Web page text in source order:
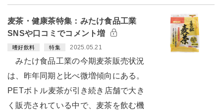
麦茶・健康茶特集：みたけ食品工業
SNSや口コミでコメント増
嗜好飲料 特集 2025.05.21
みたけ食品工業の今期麦茶販売状況
は、昨年同期と比べ微増傾向にある。
PETボトル麦茶が引き続き店舗で大き
く販売されている中で、麦茶を飲む機